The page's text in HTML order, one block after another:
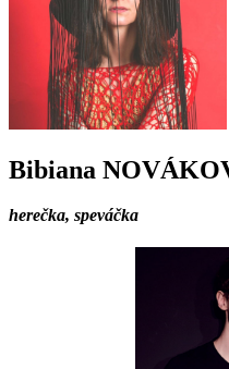
Bibiana
herečka, speváčka